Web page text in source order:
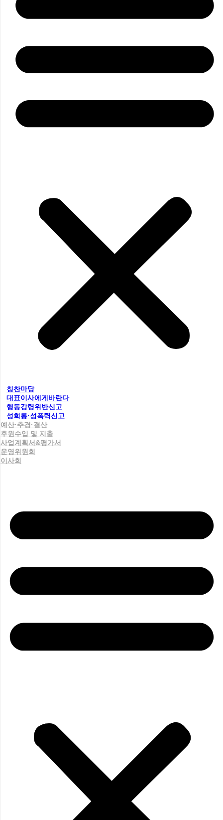
칭찬마당
대표이사에게바란다
행동강령위반신고
성희롱·성폭력신고
예산·추경·결산
후원수입 및 지출
사업계획서&평가서
운영위원회
이사회